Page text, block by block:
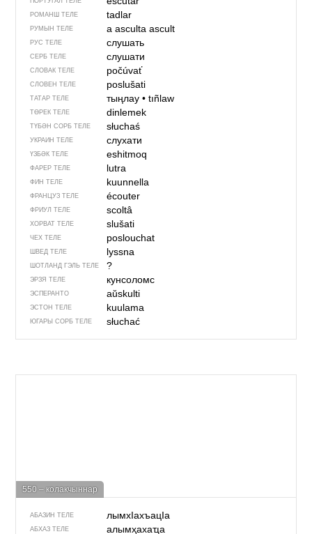
РОМАНШ ТЕЛЕ tadlar
РУМЫН ТЕЛЕ a ascultaascult
РУС ТЕЛЕ слушать
СЕРБ ТЕЛЕ слушати
СЛОВАК ТЕЛЕ počúvať
СЛОВЕН ТЕЛЕ poslušati
ТАТАР ТЕЛЕ тыңлау• tıñlaw
ТӨРЕК ТЕЛЕ dinlemek
ТҮБӘН СОРБ ТЕЛЕ słuchaś
УКРАИН ТЕЛЕ слухати
ҮЗБӘК ТЕЛЕ eshitmoq
ФАРЕР ТЕЛЕ lutra
ФИН ТЕЛЕ kuunnella
ФРАНЦУЗ ТЕЛЕ écouter
ФРИУЛ ТЕЛЕ scoltâ
ХОРВАТ ТЕЛЕ slušati
ЧЕХ ТЕЛЕ poslouchat
ШВЕД ТЕЛЕ lyssna
ШОТЛАНД ГЭЛЬ ТЕЛЕ ?
ЭРЗЯ ТЕЛЕ кунсоломс
ЭСПЕРАНТО aŭskulti
ЭСТОН ТЕЛЕ kuulama
ЮГАРЫ СОРБ ТЕЛЕ słuchać
550 – колакчыннар
АБАЗИН ТЕЛЕ лымхIахъацIа
АБХАЗ ТЕЛЕ алымҳахаҵа